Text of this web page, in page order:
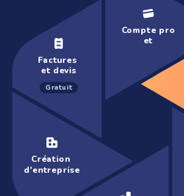
Compte pro
et
Création
d'entreprise
Factures
et devis
Gratuit